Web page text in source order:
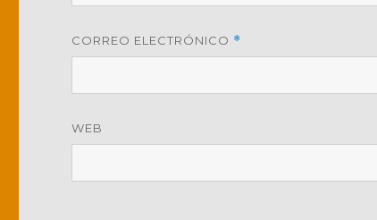
CORREO ELECTRÓNICO *
WEB